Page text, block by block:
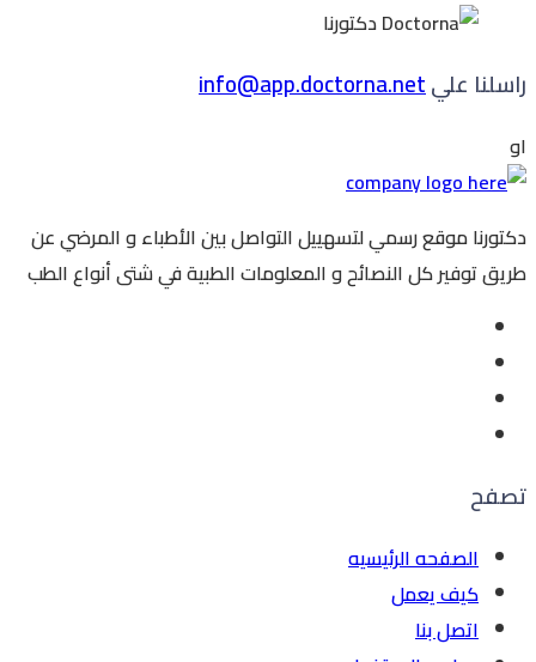
راسلنا عليinfo@app.doctorna.net
او
دكتورنا موقع رسمي لتسهييل التواصل بين الأطباء و المرضي عن
طريق توفير كل النصائح و المعلومات الطبية في شتى أنواع الطب
تصفح
الصفحه الرئيسيه
كيف يعمل
اتصل بنا